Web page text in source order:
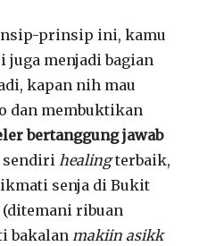
prinsip ini, kamu
juga menjadi bagian
kapan nih mau
dan membuktikan
bertanggung jawab
sendiri healingterbaik,
senja di Bukit
(ditemani ribuan
bakalan makiin asikk